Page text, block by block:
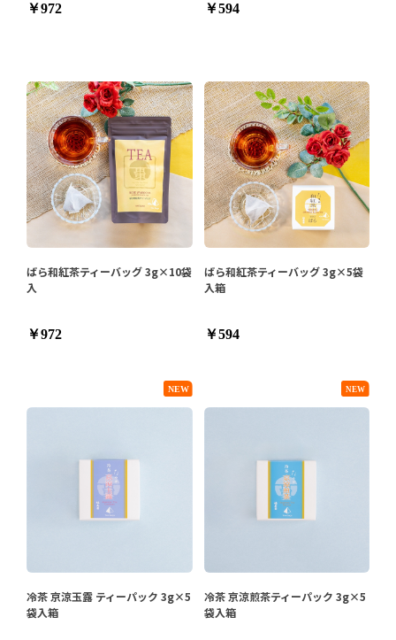
￥972 ￥594
ばら和紅茶ティーバッグ 3g×10袋
入
￥972
ばら和紅茶ティーバッグ 3g×5袋
入箱
￥594
冷茶 京涼玉露 ティーパック 3g×5
袋入箱
冷茶 京涼煎茶ティーパック 3g×5
袋入箱